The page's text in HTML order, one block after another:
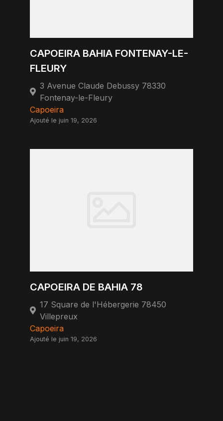
CAPOEIRA BAHIA FONTENAY-LE-
FLEURY
3 Avenue Claude Debussy 78330
Fontenay-le-Fleury
Capoeira
Ajouté le juin 19, 2026
CAPOEIRA DE BAHIA 78
17 Square de l'Hébergerie 78450
Villepreux
Capoeira
Ajouté le juin 19, 2026